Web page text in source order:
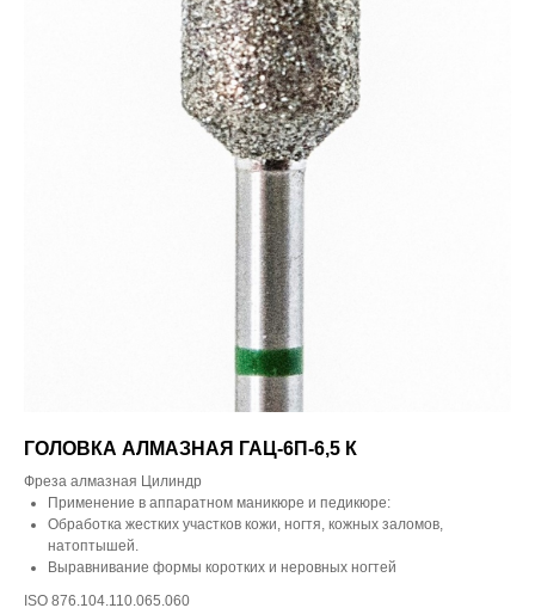
ГОЛОВКА АЛМАЗНАЯ ГАЦ-6П-6,5 К
Фреза алмазная Цилиндр
Применение в аппаратном маникюре и педикюре:
Обработка жестких участков кожи, ногтя, кожных заломов,
натоптышей.
Выравнивание формы коротких и неровных ногтей
ISO 876.104.110.065.060